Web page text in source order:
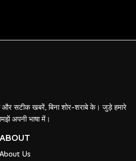
और सटीक खबरें, बिना शोर-शराबे के। जुड़े हमारे
अपनी भाषा में।
ABOUT
About Us